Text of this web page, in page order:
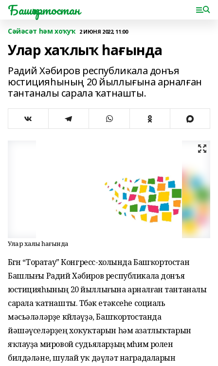
Башҡортостан
Сәйәсәт һәм хоҡуҡ 2 ИЮНЯ 2022, 11:00
Улар хаҡлыҡ һағында
Радий Хәбиров республикала донъя
юстицияһының 20 йыллығына арналған
тантаналы сарала ҡатнашты.
Улар хаҡлыҡ һағында
Бөгөн “Торатау” Конгресс-холында Башҡортостан
Башлығы Радий Хәбиров республикала донъя
юстицияһының 20 йыллығына арналған тантаналы
сарала ҡатнашты. Төбәк етәксеһе социаль
мәсьәләләрҙе көйләүҙә, Башҡортостанда
йәшәүселәрҙең хоҡуҡтарын һәм азатлыҡтарын
яҡлауҙа мировой судьяларҙың мөһим ролен
билдәләне, шулай уҡ дәүләт наградаларын